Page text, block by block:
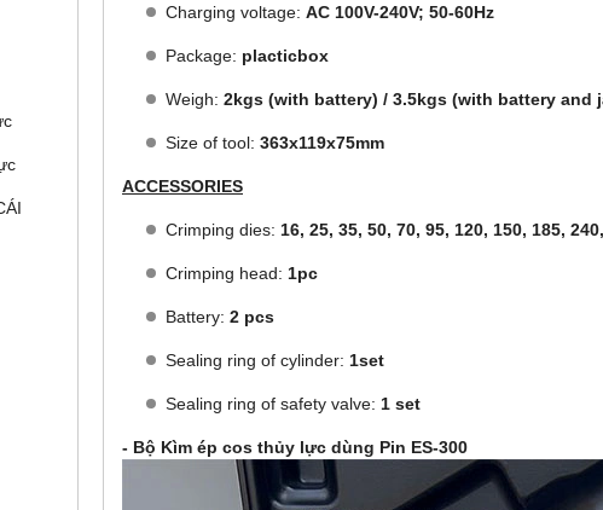
Charging voltage: AC 100V-240V; 50-60Hz
Package: placticbox
Weigh: 2kgs (with battery) / 3.5kgs (with battery and
Size of tool: 363x119x75mm
ACCESSORIES
Crimping dies: 16, 25, 35, 50, 70, 95, 120, 150, 185,
Crimping head: 1pc
Battery: 2 pcs
Sealing ring of cylinder: 1set
Sealing ring of safety valve: 1 set
- Bộ Kìm ép cos thủy lực dùng Pin ES-300